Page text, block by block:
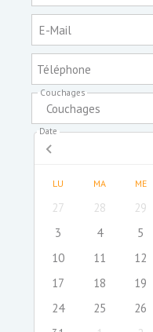
E-Mail
Téléphone
Couchages
Couchages
LU MA ME
27 28 29
3
4 5
10
11 12
17
18 19
24
25 26
Date